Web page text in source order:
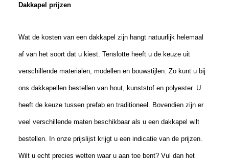
Dakkapel prijzen
Wat de kosten van een dakkapel zijn hangt natuurlijk helemaal
af van het soort dat u kiest. Tenslotte heeft u de keuzeuit
verschillende materialen, modellenen bouwstijlen. Zo kunt u bij
ons dakkapellen bestellen van hout, kunststof en polyester. U
heeft de keuze tussen prefab en traditioneel. Bovendien zijn er
veel verschillende maten beschikbaar als u een dakkapel wilt
bestellen. In onze prijslijst krijgt u een indicatie van de prijzen.
Wilt u echt precies wetten waar u aan toe bent? Vul dan het